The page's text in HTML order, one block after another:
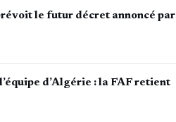
le futur décret annoncé par
d’Algérie : la FAF retient